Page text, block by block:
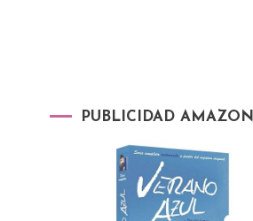
PUBLICIDAD AMAZON